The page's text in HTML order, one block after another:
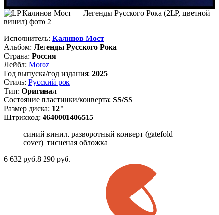
Исполнитель: Калинов Мост
Альбом: Легенды Русского Рока
Страна: Россия
Лейбл: Moroz
Год выпуска/год издания: 2025
Стиль: Русский рок
Тип: Оригинал
Состояние пластинки/конверта: SS/SS
Размер диска: 12"
Штрихкод: 4640001406515
синий винил, разворотный конверт (gatefold
cover), тисненая обложка
6 632 руб.8 290 руб.